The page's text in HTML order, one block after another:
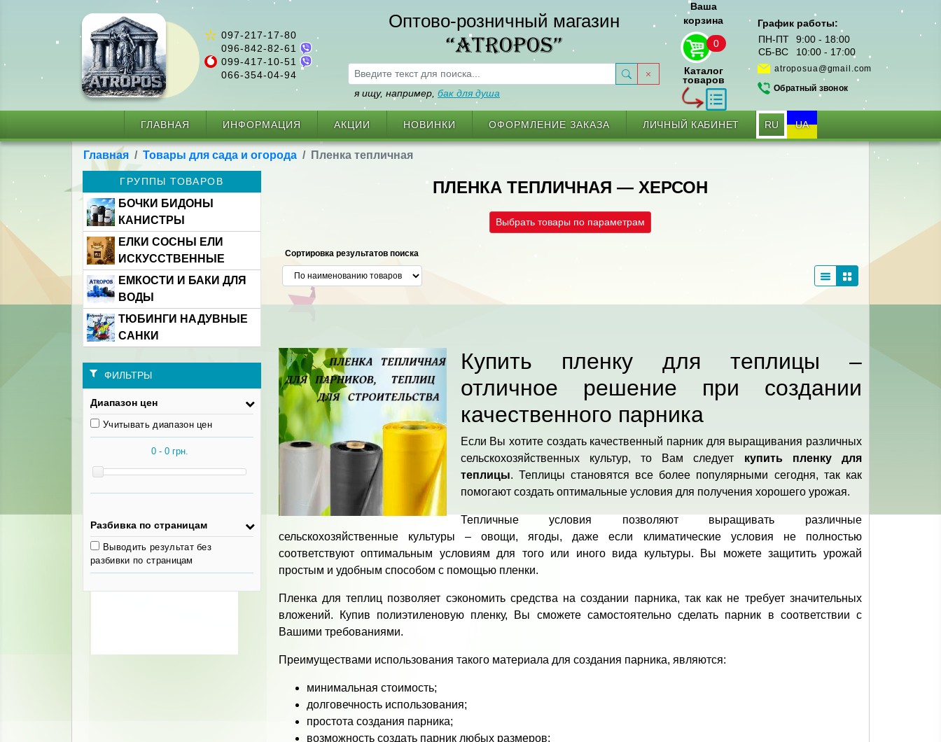
097-217-17-80
096-842-82-61
099-417-10-51
066-354-04-94
Оптово-розничный магазин
“ATROPOS”
я ищу, например, бак для душа
Ваша
корзина
0
Каталог
товаров
График работы:
ПН-ПТ
9:00 - 18:00
СБ-ВС
10:00 - 17:00
atroposua@gmail.com
Обратный звонок
ГЛАВНАЯ ИНФОРМАЦИЯ АКЦИИ НОВИНКИ ОФОРМЛЕНИЕ ЗАКАЗА ЛИЧНЫЙ КАБИНЕТ RU UA
Главная Товары для сада и огорода Пленка тепличная
ГРУППЫ ТОВАРОВ
БОЧКИ БИДОНЫ
КАНИСТРЫ
ЕЛКИ СОСНЫ ЕЛИ
ИСКУССТВЕННЫЕ
ЕМКОСТИ И БАКИ ДЛЯ
ВОДЫ
ТЮБИНГИ НАДУВНЫЕ
САНКИ
ФИЛЬТРЫ
Диапазон цен
Учитывать диапазон цен
Разбивка по страницам
Выводить результат без
разбивки по страницам
ПЛЕНКА ТЕПЛИЧНАЯ — ХЕРСОН
Выбрать товары по параметрам
Сортировка результатов поиска
Купить пленку для теплицы –
отличное решение при создании
качественного парника
Если Вы хотите создать качественный парник для выращивания различных
сельскохозяйственных культур, то Вам следует купить пленку для
теплицы. Теплицы становятся все более популярными сегодня, так как
помогают создать оптимальные условия для получения хорошего урожая.
Тепличные условия позволяют выращивать различные
сельскохозяйственные культуры – овощи, ягоды, даже если климатические условия не полностью
соответствуют оптимальным условиям для того или иного вида культуры. Вы можете защитить урожай
простым и удобным способом с помощью пленки.
Пленка для теплиц позволяет сэкономить средства на создании парника, так как не требует значительных
вложений. Купив полиэтиленовую пленку, Вы сможете самостоятельно сделать парник в соответствии с
Вашими требованиями.
Преимуществами использования такого материала для создания парника, являются:
минимальная стоимость;
долговечность использования;
простота создания парника;
возможность создать парник любых размеров;